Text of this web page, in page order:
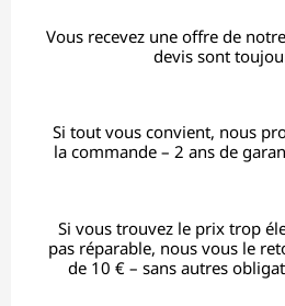
Vous recevez une offre de
devis sont
Si tout vous convient, nous
la commande – 2 ans de
Si vous trouvez le prix trop
pas réparable, nous vous le
de 10 € – sans autres